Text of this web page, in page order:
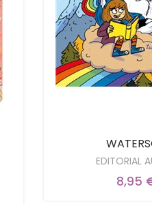
EDITORIAL
8,95